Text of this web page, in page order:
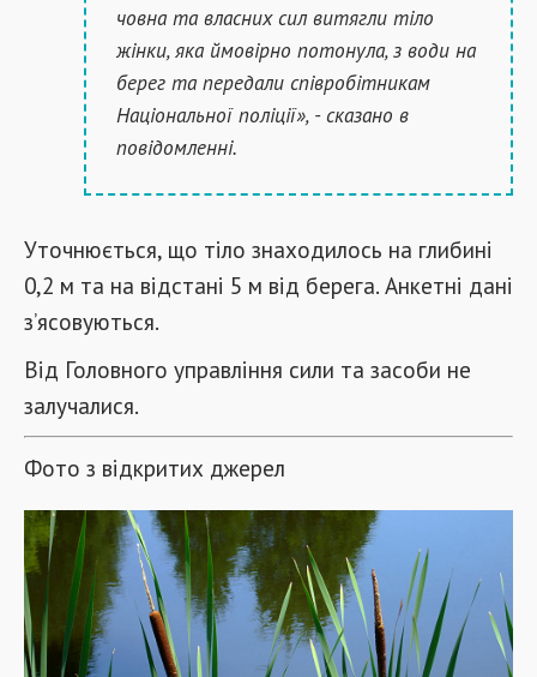
човна та власних сил витягли тіло
жінки, яка ймовірно потонула, з води на
берег та передали співробітникам
Національної поліції», - сказано в
повідомленні.
Уточнюється, що тіло знаходилось на глибині
0,2 м та на відстані 5 м від берега. Анкетні дані
з’ясовуються.
Від Головного управління сили та засоби не
залучалися.
Фото з відкритих джерел